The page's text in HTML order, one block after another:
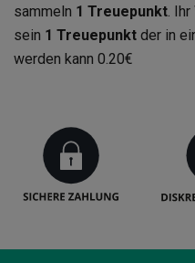
sammeln 1 Treuepunkt.
sein 1 Treuepunkt der in
werden kann 0.20€